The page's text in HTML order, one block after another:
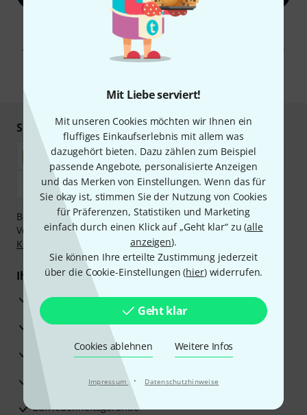
Mit Liebe serviert!
Mit unseren Cookies möchten wir Ihnen ein
fluffiges Einkaufserlebnis mit allem was
dazugehört bieten. Dazu zählen zum Beispiel
passende Angebote, personalisierte Anzeigen
und das Merken von Einstellungen. Wenn das für
Sie okay ist, stimmen Sie der Nutzung von Cookies
für Präferenzen, Statistiken und Marketing
einfach durch einen Klick auf „Geht klar“ zu (alle
anzeigen).
Sie können Ihre erteilte Zustimmung jederzeit
über die Cookie-Einstellungen (hier) widerrufen.
Geht klar
Cookies ablehnen Weitere Infos
Impressum · Datenschutzhinweise
Mit Klick auf „Jetzt anmelden“ stimmen Sie dem Erhalt von E-Mail-
Werbung und einer Messung des E-Mail-Nutzungsverhaltens zu. Die
Abmeldung ist jederzeit möglich. Weitere Informationen finden Sie in
unserenDatenschutzhinweisen
Sicher einkaufen & bezahlen
Bezahlen Sie vertraulich und sicher per Nachnahme,
Vorkasse, PayPal, Amazon Pay,Klarna Sofort bezahlen
Klarna Ratenzahlung
oder Kreditkarte.
Ihre Vorteile
3 Jahre Thomann Garantie
30 Tage Money-Back-Garantie
Reparaturservice
Beratung durch Fachexperten
Zufriedenheitsgarantie